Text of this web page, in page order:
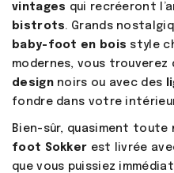
vintages qui recréeront
bistrots. Grands
baby-foot en bois style
modernes, vous trouverez
designnoirs ou avec des
fondre dans votre
Bien-sûr, quasiment
foot Sokker est livrée
que vous puissiez